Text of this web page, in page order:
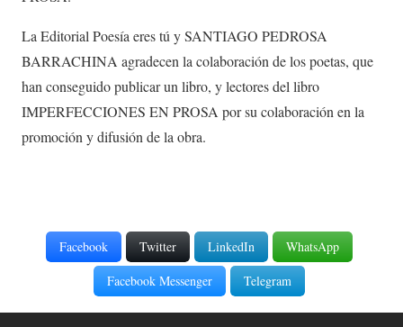
La Editorial Poesía eres tú y SANTIAGO PEDROSA
BARRACHINA agradecen la colaboración de los poetas, que
han conseguido publicar un libro, y lectores del libro
IMPERFECCIONES EN PROSA por su colaboración en la
promoción y difusión de la obra.
Facebook Twitter LinkedIn
WhatsApp
Facebook Messenger
Telegram